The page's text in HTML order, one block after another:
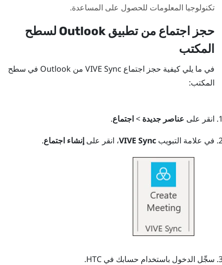
تكنولوجيا المعلومات للحصول على المساعدة.
حجز اجتماع من تطبيق Outlook لسطح
المكتب
في ما يلي كيفية حجز اجتماع VIVE Sync من Outlook في سطح
المكتب:
انقر على عناصر جديدة >اجتماع.
في علامة التبويب VIVE Sync، انقر على إنشاء اجتماع.
سجِّل الدخول باستخدام حسابك في HTC.